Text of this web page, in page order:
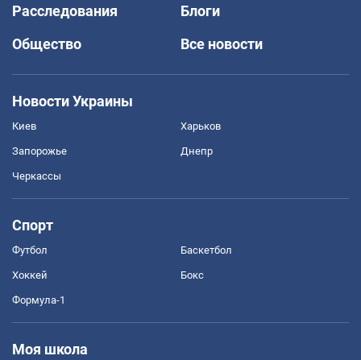
Расследования
Блоги
Общество
Все новости
Новости Украины
Киев Харьков
Запорожье Днепр
Черкассы
Спорт
Футбол Баскетбол
Хоккей Бокс
Формула-1
Моя школа